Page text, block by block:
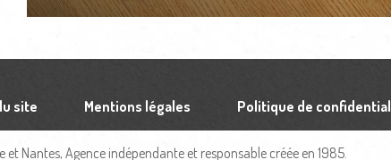
site Mentions légales Politique de
Nantes, Agence indépendante et responsable créée en 1985.